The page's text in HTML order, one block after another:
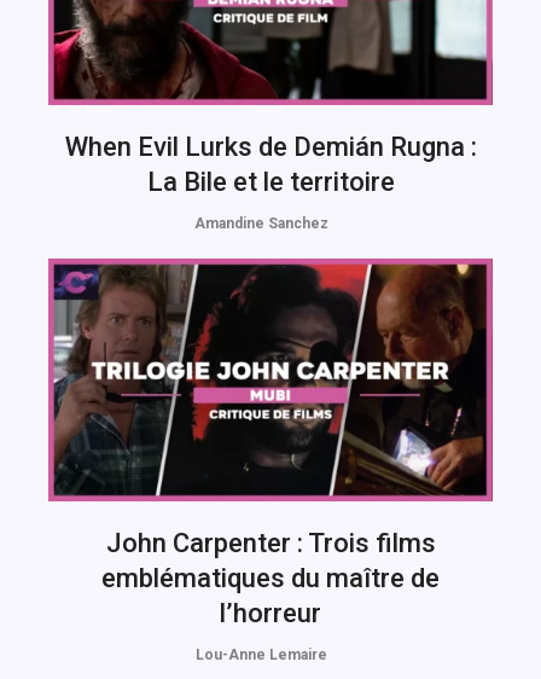
When Evil Lurks de Demián Rugna :
La Bile et le territoire
Amandine Sanchez
John Carpenter : Trois films
emblématiques du maître de
l’horreur
Lou-Anne Lemaire